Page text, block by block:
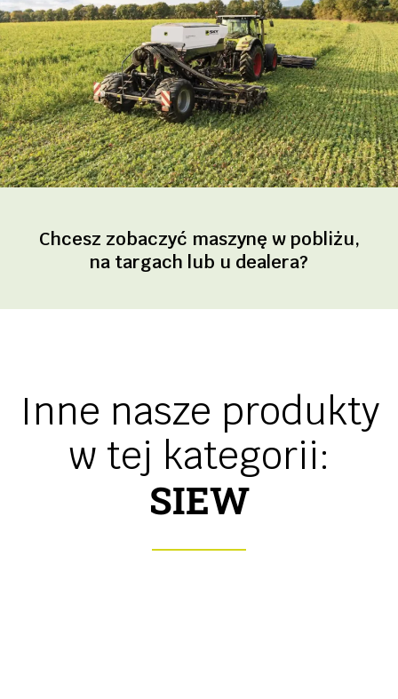
Chcesz zobaczyć maszynę w pobliżu,
na targach lub u dealera?
Inne nasze produkty
w tej kategorii:
SIEW